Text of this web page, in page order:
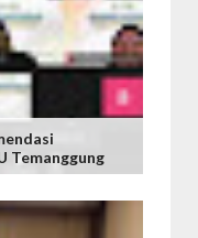
Temanggung